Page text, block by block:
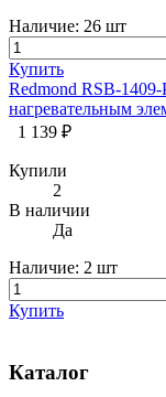
Наличие: 26 шт
Купить
Redmond RSB-
нагревательным
1 139 ₽
Купили
2
В наличии
Да
Наличие: 2 шт
Купить
Каталог